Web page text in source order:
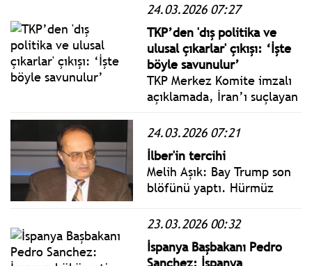
söyledi. İranlı üst düzey
yetkili, yorumları piyasaları
hedef alan sahte haber
olarak nitelendirdi.
24.03.2026 07:27
TKP’den 'dış politika ve
ulusal çıkarlar' çıkışı: ‘İşte
böyle savunulur’
TKP Merkez Komite imzalı
açıklamada, İran’ı suçlayan
asıl sorumlusunun dış
politikanın çıkarları
doğrultusunda belirlendiği
büyük holdingler olduğu
kaydedildi.
24.03.2026 07:21
İlber'in tercihi
Melih Aşık: Bay Trump son
blöfünü yaptı. Hürmüz
İran’ın enerji santrallarını
bombalayacaktı. İran aynen
karşılık vereceğini,
23.03.2026 00:32
İspanya Başbakanı Pedro
Sanchez: İspanya